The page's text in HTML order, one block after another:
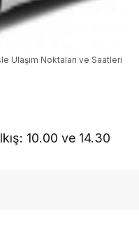
Ulaşım Noktaları ve Saatleri
10.00 ve 14.30